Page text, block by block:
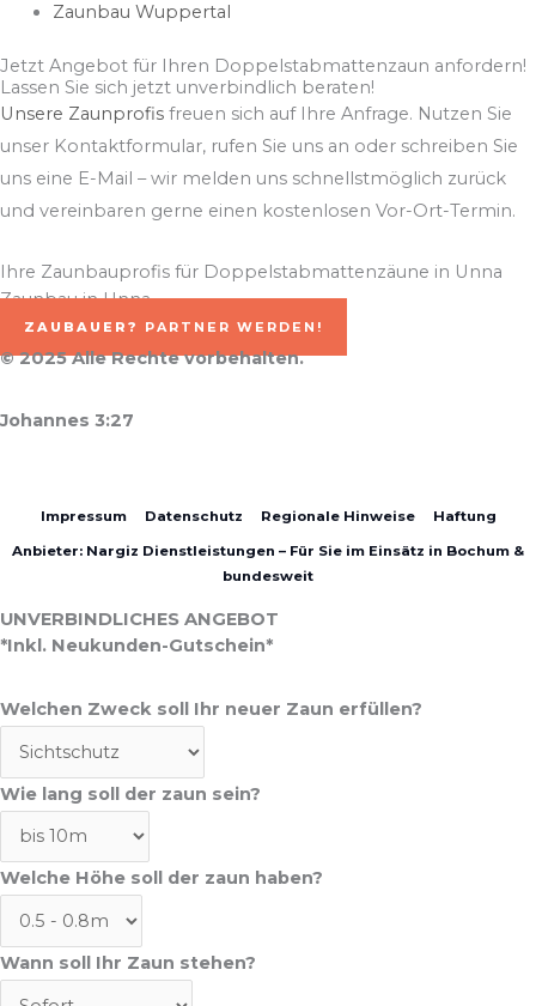
Zaunbau Wuppertal
Jetzt Angebot für Ihren Doppelstabmattenzaun anfordern!
Lassen Sie sich jetzt unverbindlich beraten!
Unsere Zaunprofis freuen sich auf Ihre Anfrage. Nutzen Sie
unser Kontaktformular, rufen Sie uns an oder schreiben Sie
uns eine E-Mail – wir melden uns schnellstmöglich zurück
und vereinbaren gerne einen kostenlosen Vor-Ort-Termin.
Ihre Zaunbauprofis für Doppelstabmattenzäune in Unna
Zaunbau in Unna
ZAUBAUER? PARTNER WERDEN!
© 2025 Alle Rechte vorbehalten.
Johannes 3:27
Impressum Datenschutz Regionale Hinweise Haftung
Anbieter: Nargiz Dienstleistungen – Für Sie im Einsätz in Bochum &
bundesweit
UNVERBINDLICHES ANGEBOT
*Inkl. Neukunden-Gutschein*
Welchen Zweck soll Ihr neuer Zaun erfüllen?
Wie lang soll der zaun sein?
Welche Höhe soll der zaun haben?
Wann soll Ihr Zaun stehen?